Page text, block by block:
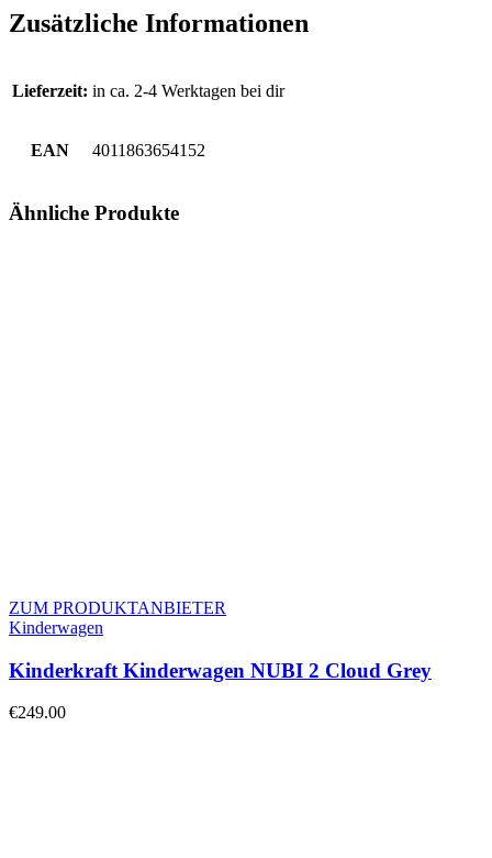
Zusätzliche Informationen
Lieferzeit: in ca. 2-4 Werktagen bei dir
EAN 4011863654152
Ähnliche Produkte
ZUM PRODUKTANBIETER
Kinderwagen
Kinderkraft Kinderwagen NUBI 2 Cloud Grey
€249.00